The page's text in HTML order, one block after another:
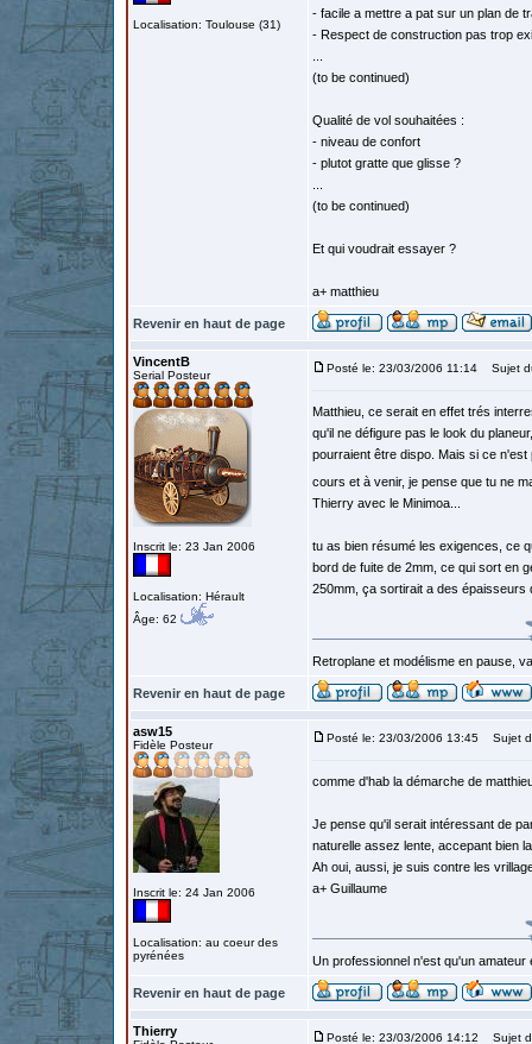
Localisation: Toulouse (31)
- facile a mettre a pat sur un plan de
- Respect de construction pas trop
(to be continued)
Qualité de vol souhaitées :
- niveau de confort
- plutot gratte que glisse ?
(to be continued)
Et qui voudrait essayer ?
a+ matthieu
Revenir en haut de page
VincentB
Serial Posteur
Inscrit le: 23 Jan 2006
Localisation: Hérault
Âge: 62
Posté le: 23/03/2006 11:14 Sujet
Matthieu, ce serait en effet trés
qu'il ne défigure pas le look du
pourraient être dispo. Mais si ce
cours et à venir, je pense que tu ne
Thierry avec le Minimoa...
tu as bien résumé les exigences, ce
bord de fuite de 2mm, ce qui sort en
250mm, ça sortirait a des
Retroplane et modélisme en pause,
Revenir en haut de page
asw15
Fidèle Posteur
Inscrit le: 24 Jan 2006
Localisation: au coeur des
pyrénées
Posté le: 23/03/2006 13:45 Sujet
comme d'hab la démarche de
Je pense qu'il serait intéressant de
naturelle assez lente, accepant bien
Ah oui, aussi, je suis contre les
a+ Guillaume
Un professionnel n'est qu'un amateur
Revenir en haut de page
Thierry Posté le: 23/03/2006 14:12 Sujet